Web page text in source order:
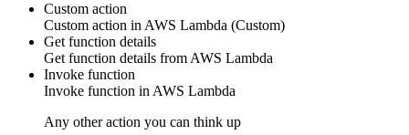
Custom action
Custom action in AWS Lambda (Custom)
Get function details
Get function details from AWS Lambda
Invoke function
Invoke function in AWS Lambda
Any other action you can think up